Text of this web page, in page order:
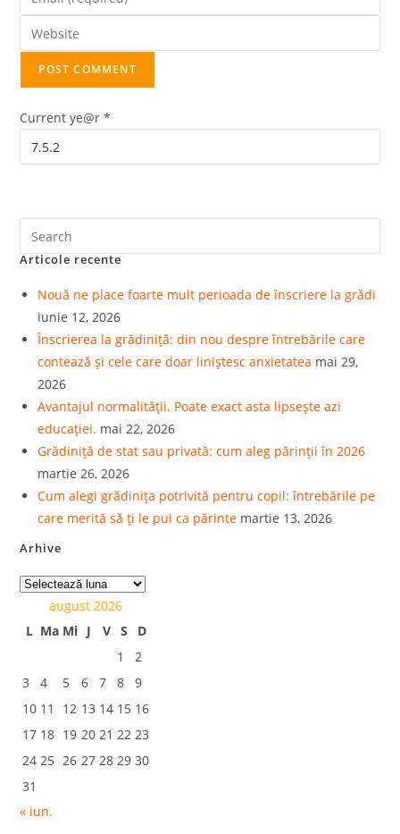
Current ye@r*
Articole recente
Nouă ne place foarte mult perioada de înscriere la grădi
iunie 12, 2026
Înscrierea la grădiniță: din nou despre întrebările care
contează și cele care doar liniștesc anxietatea mai 29,
2026
Avantajul normalității. Poate exact asta lipsește azi
educației. mai 22, 2026
Grădiniță de stat sau privată: cum aleg părinții în 2026
martie 26, 2026
Cum alegi grădinița potrivită pentru copil: întrebările pe
care merită să ți le pui ca părinte martie 13, 2026
Arhive
august 2026
L Ma Mi J V S
D
1
2
3
4 5 6 7 8
9
10 11 12 13 14 15 16
17 18 19 20 21 22 23
24 25 26 27 28 29 30
31
« iun.